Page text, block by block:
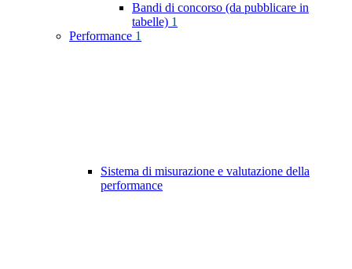
Bandi di concorso (da pubblicare in
tabelle) 1
Performance 1
Sistema di misurazione e valutazione della
performance